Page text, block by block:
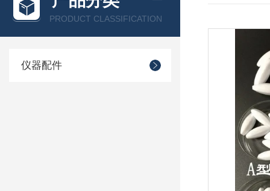
PRODUCT CLASSIFICATION
仪器配件